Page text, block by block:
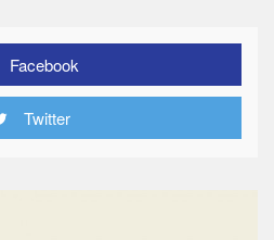
Facebook
Twitter